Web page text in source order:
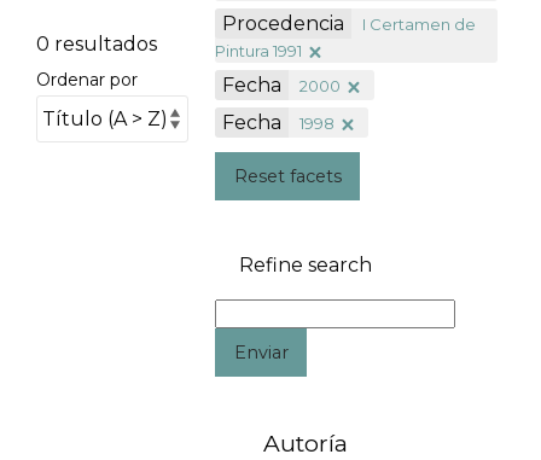
0 resultados
Ordenar por
Procedencia
I Certamen de
Pintura 1991
Fecha 2000
Fecha 1998
Reset facets
Refine search
Enviar
Autoría